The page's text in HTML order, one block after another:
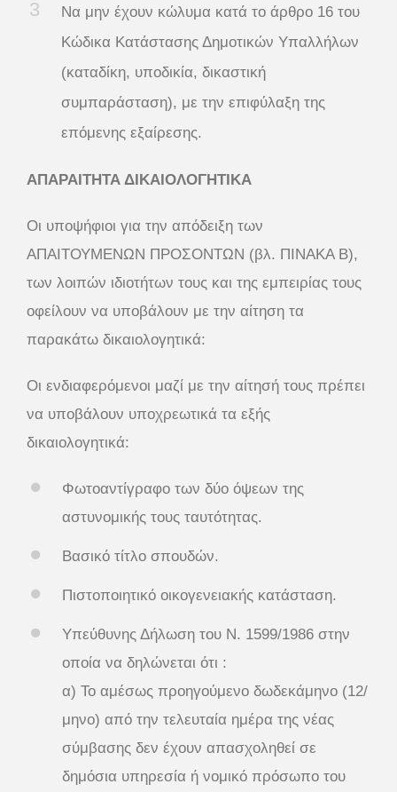
Να μην έχουν κώλυμα κατά το άρθρο 16 του
Κώδικα Κατάστασης Δημοτικών Υπαλλήλων
(καταδίκη, υποδικία, δικαστική
συμπαράσταση), με την επιφύλαξη της
επόμενης εξαίρεσης.
ΑΠΑΡΑΙΤΗΤΑ ΔΙΚΑΙΟΛΟΓΗΤΙΚΑ
Οι υποψήφιοι για την απόδειξη των
ΑΠΑΙΤΟΥΜΕΝΩΝ ΠΡΟΣΟΝΤΩΝ (βλ. ΠΙΝΑΚΑ Β),
των λοιπών ιδιοτήτων τους και της εμπειρίας τους
οφείλουν να υποβάλουν με την αίτηση τα
παρακάτω δικαιολογητικά:
Οι ενδιαφερόμενοι μαζί με την αίτησή τους πρέπει
να υποβάλουν υποχρεωτικά τα εξής
δικαιολογητικά:
Φωτοαντίγραφο των δύο όψεων της
αστυνομικής τους ταυτότητας.
Βασικό τίτλο σπουδών.
Πιστοποιητικό οικογενειακής κατάσταση.
Υπεύθυνης Δήλωση του Ν. 1599/1986 στην
οποία να δηλώνεται ότι :
α) To αμέσως προηγούμενο δωδεκάμηνο (12/
μηνο) από την τελευταία ημέρα της νέας
σύμβασης δεν έχουν απασχοληθεί σε
δημόσια υπηρεσία ή νομικό πρόσωπο του